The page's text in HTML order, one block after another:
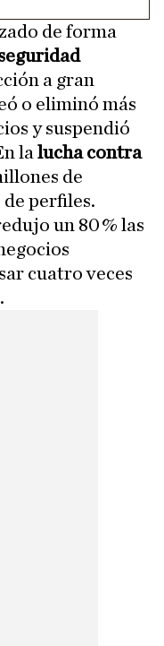
de forma
a gran
o eliminó más
y suspendió
la lucha contra
de
perfiles.
un 80 % las
cuatro veces